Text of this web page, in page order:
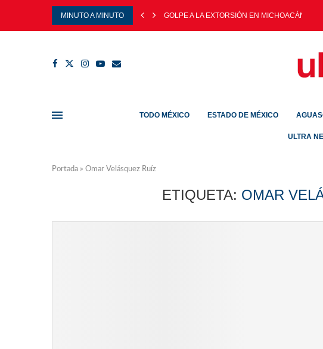
MINUTO A MINUTO GOLPE A LA EXTORSIÓN EN MICHOACÁN:
TODO MÉXICO ESTADO DE MÉXICO
ULTRA
Portada » Omar Velásquez Ruíz
ETIQUETA: OMAR